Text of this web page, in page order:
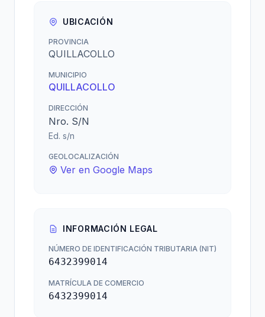
UBICACIÓN
PROVINCIA
QUILLACOLLO
MUNICIPIO
QUILLACOLLO
DIRECCIÓN
Nro. S/N
Ed. s/n
GEOLOCALIZACIÓN
Ver en Google Maps
INFORMACIÓN LEGAL
NÚMERO DE IDENTIFICACIÓN TRIBUTARIA (NIT)
6432399014
MATRÍCULA DE COMERCIO
6432399014